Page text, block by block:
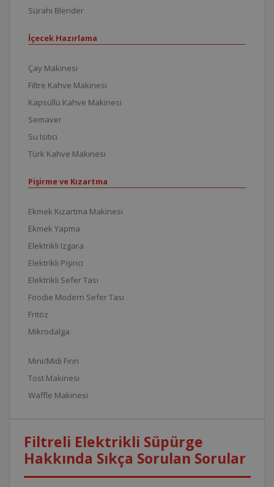
Sürahi Blender
İçecek Hazırlama
Çay Makinesi
Filtre Kahve Makinesi
Kapsüllü Kahve Makinesi
Semaver
Su Isıtıcı
Türk Kahve Makinesi
Pişirme ve Kızartma
Ekmek Kızartma Makinesi
Ekmek Yapma
Elektrikli Izgara
Elektrikli Pişirici
Elektrikli Sefer Tası
Foodie Modern Sefer Tası
Fritöz
Mikrodalga
Mini/Midi Fırın
Tost Makinesi
Waffle Makinesi
Filtreli Elektrikli Süpürge
Hakkında Sıkça Sorulan Sorular